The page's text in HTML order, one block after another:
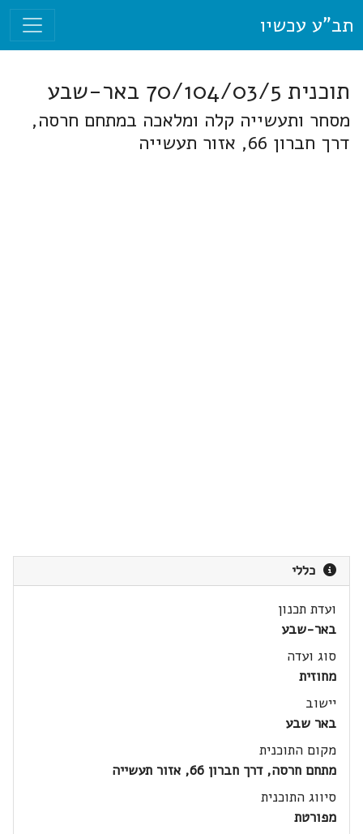
תב"ע עכשיו
תוכנית 70/104/03/5 באר-שבע
מסחר ותעשייה קלה ומלאכה במתחם חרסה,
דרך חברון 66, אזור תעשייה
כללי
ועדת תכנון
באר-שבע
סוג ועדה
מחוזית
יישוב
באר שבע
מקום התוכנית
מתחם חרסה, דרך חברון 66, אזור תעשייה
סיווג התוכנית
מפורטת